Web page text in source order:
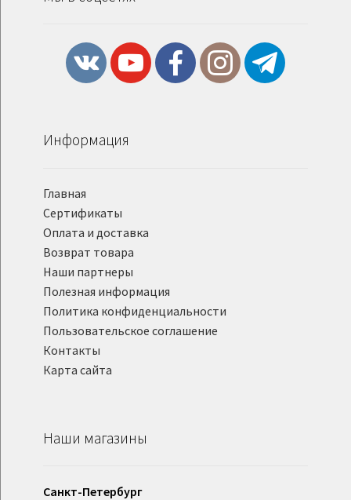
Информация
Главная
Сертификаты
Оплата и доставка
Возврат товара
Наши партнеры
Полезная информация
Политика конфиденциальности
Пользовательское соглашение
Контакты
Карта сайта
Наши магазины
Санкт-Петербург